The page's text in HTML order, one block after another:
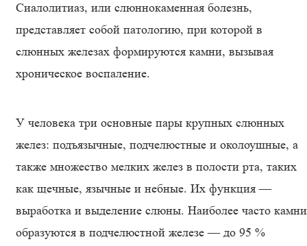
Сиалолитиаз, или слюннокаменная болезнь,
представляет собой патологию, при которой в
слюнных железах формируются камни, вызывая
хроническое воспаление.
У человека три основные пары крупных слюнных
желез: подъязычные, подчелюстные и околоушные, а
также множество мелких желез в полости рта, таких
как щечные, язычные и небные. Их функция —
выработка и выделение слюны. Наиболее часто камни
образуются в подчелюстной железе — до 95 %